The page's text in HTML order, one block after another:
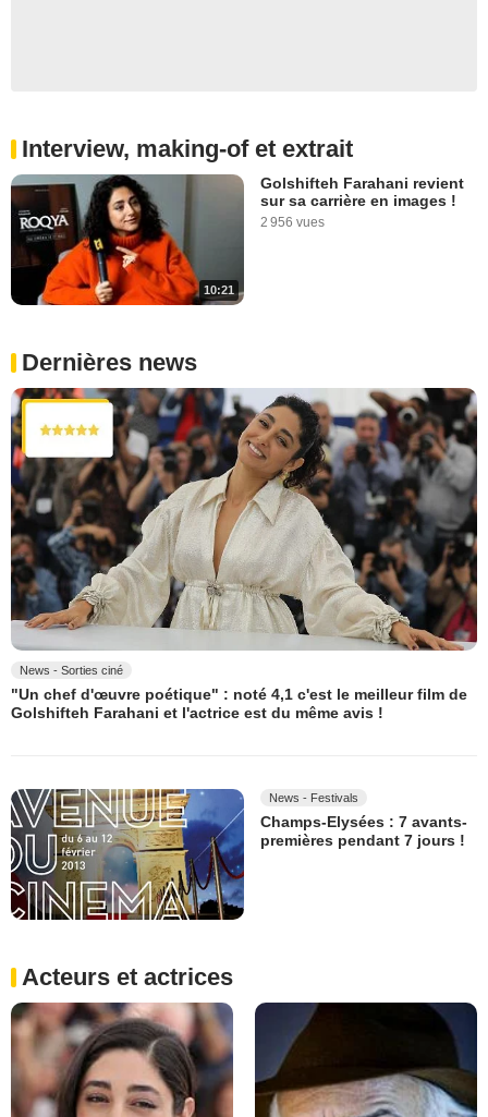
Interview, making-of et extrait
10:21
Golshifteh Farahani revient
sur sa carrière en images !
2 956 vues
Dernières news
News - Sorties ciné
"Un chef d'œuvre poétique" : noté 4,1 c'est le meilleur film de
Golshifteh Farahani et l'actrice est du même avis !
News - Festivals
Champs-Elysées : 7 avants-
premières pendant 7 jours !
Acteurs et actrices